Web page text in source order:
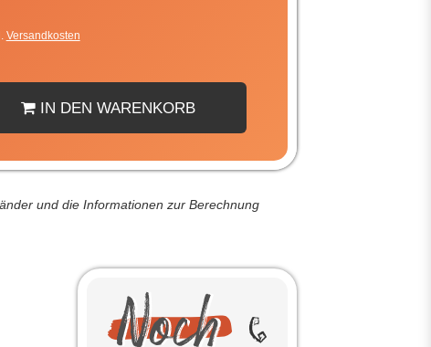
Versandkosten
IN DEN WARENKORB
und die Informationen zur Berechnung